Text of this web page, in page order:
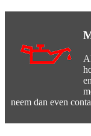
neem dan even